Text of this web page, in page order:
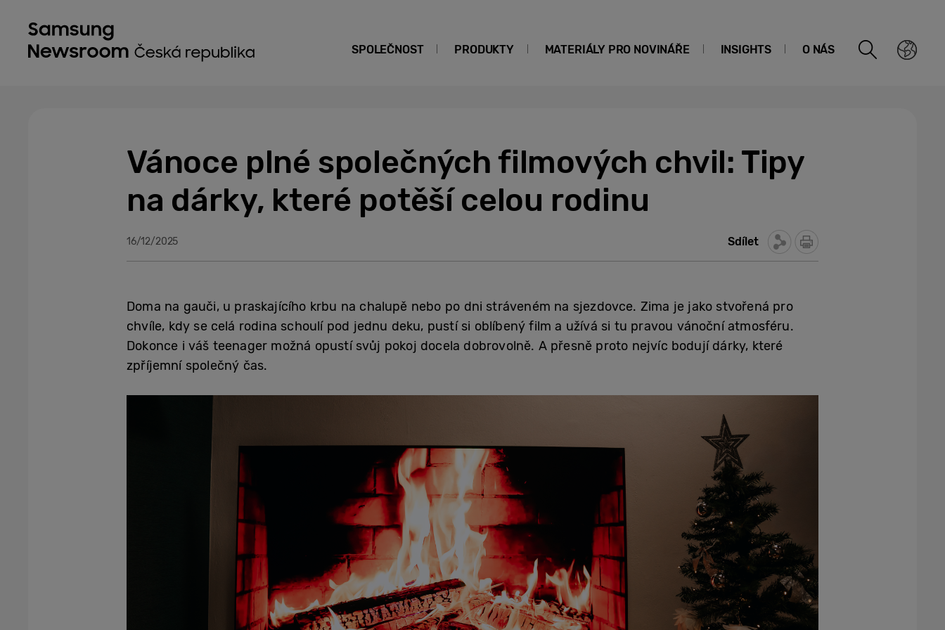
SPOLEČNOST PRODUKTY MATERIÁLY PRO NOVINÁŘE INSIGHTS O NÁS
Vánoce plné společných filmových chvil: Tipy
na dárky, které potěší celou rodinu
16/12/2025 Sdílet
Doma na gauči, u praskajícího krbu na chalupě nebo po dni stráveném na sjezdovce. Zima je jako stvořená pro
chvíle, kdy se celá rodina schoulí pod jednu deku, pustí si oblíbený film a užívá si tu pravou vánoční atmosféru.
Dokonce i váš teenager možná opustí svůj pokoj docela dobrovolně. A přesně proto nejvíc bodují dárky, které
zpříjemní společný čas.